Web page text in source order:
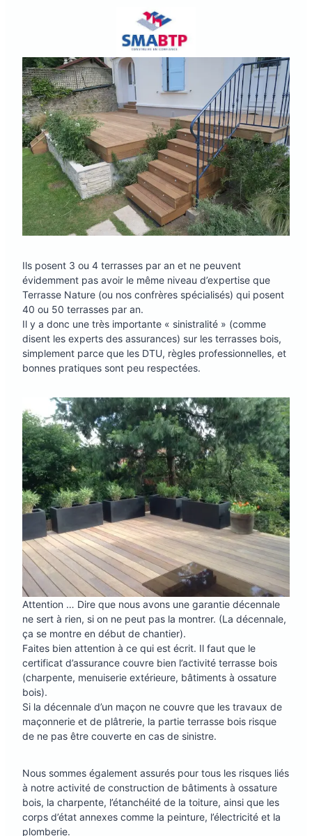
Ils posent 3 ou 4 terrasses par an et ne peuvent
évidemment pas avoir le même niveau d’expertise que
Terrasse Nature (ou nos confrères spécialisés) qui posent
40 ou 50 terrasses par an.
Il y a donc une très importante « sinistralité » (comme
disent les experts des assurances) sur les terrasses bois,
simplement parce que les DTU, règles professionnelles, et
bonnes pratiques sont peu respectées.
Attention … Dire que nous avons une garantie décennale
ne sert à rien, si on ne peut pas la montrer. (La décennale,
ça se montre en début de chantier).
Faites bien attention à ce qui est écrit. Il faut que le
certificat d’assurance couvre bien l’activité terrasse bois
(charpente, menuiserie extérieure, bâtiments à ossature
bois).
Si la décennale d’un maçon ne couvre que les travaux de
maçonnerie et de plâtrerie, la partie terrasse bois risque
de ne pas être couverte en cas de sinistre.
Nous sommes également assurés pour tous les risques liés
à notre activité de construction de bâtiments à ossature
bois, la charpente, l’étanchéité de la toiture, ainsi que les
corps d’état annexes comme la peinture, l’électricité et la
plomberie.